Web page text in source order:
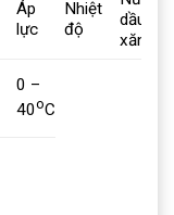
Áp
lực
Nhiệt
độ
dầu,
xăng
0 –
40oC